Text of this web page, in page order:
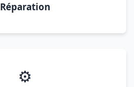
Réparation
⚙️